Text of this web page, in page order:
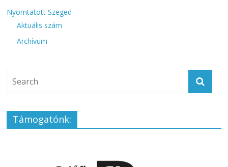
Nyomtatott Szeged
Aktuális szám
Archívum
Támogatónk: